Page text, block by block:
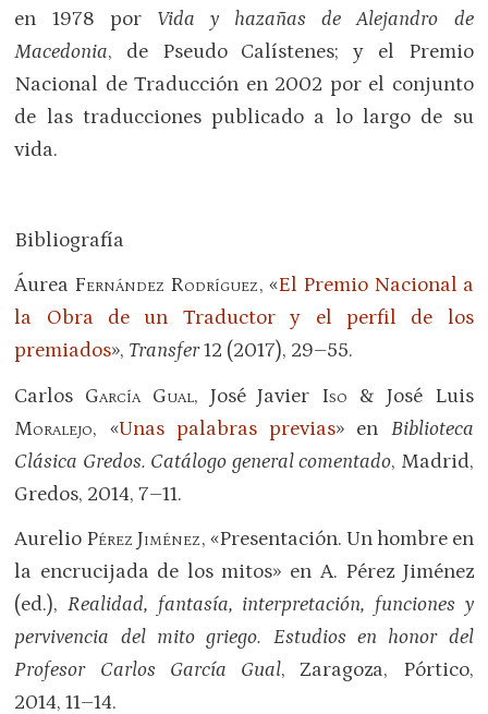
en 1978 por Vida y hazañas de Alejandro de
Macedonia, de Pseudo Calístenes; y el Premio
Nacional de Traducción en 2002 por el conjunto
de las traducciones publicado a lo largo de su
vida.
Bibliografía
Áurea Fernández Rodríguez, «El Premio Nacional a
la Obra de un Traductor y el perfil de los
premiados», Transfer12 (2017), 29–55.
Carlos García Gual, José Javier Iso & José Luis
Moralejo, «Unas palabras previas» en Biblioteca
Clásica Gredos. Catálogo general comentado, Madrid,
Gredos, 2014, 7–11.
Aurelio Pérez Jiménez, «Presentación. Un hombre en
la encrucijada de los mitos» en A. Pérez Jiménez
(ed.),Realidad, fantasía, interpretación, funciones y
pervivencia del mito griego. Estudios en honor del
Profesor Carlos García Gual, Zaragoza, Pórtico,
2014, 11–14.